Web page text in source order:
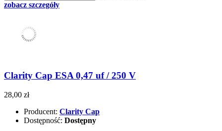
zobacz szczegóły
Clarity Cap ESA 0,47 uf / 250 V
28,00 zł
Producent: Clarity Cap
Dostępność: Dostępny